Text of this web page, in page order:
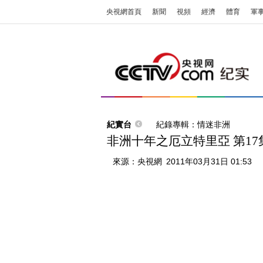
央視網首頁 新聞 視頻 經濟 體育 軍
紀實台 紀錄專輯：情迷非洲
非洲十年之厄立特里亞 第17
來源： 央視網 2011年03月31日 01:53